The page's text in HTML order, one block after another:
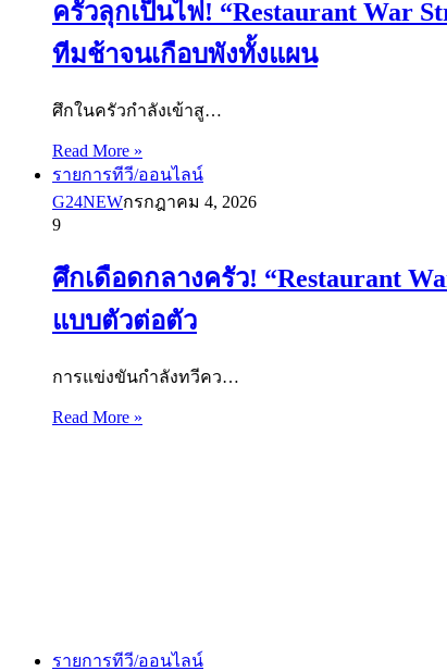
ครัวลุกเป็นไฟ! “Restaurant War
ทีมช้าจนเกือบพังทั้งแผน
ศึกในครัวกำลังเข้าสู…
Read More »
รายการทีวี/ออนไลน์
G24NEWกรกฎาคม 4, 2026
9
ศึกเดือดกลางครัว! “Restaurant
แบบตัวต่อตัว
การแข่งขันกำลังทวีคว…
Read More »
รายการทีวี/ออนไลน์